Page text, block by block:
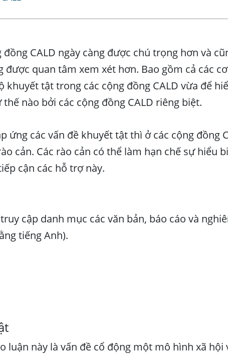
CALD ngày càng được chú trọng hơn và
được quan tâm xem xét hơn. Bao gồm cả các
khuyết tật trong các cộng đồng CALD vừa để
nào bởi các cộng đồng CALD riêng biệt.
ứng các vấn đề khuyết tật thì ở các cộng đồng
cản. Các rào cản có thể làm hạn chế sự hiểu
cận các hỗ trợ này.
cập danh mục các văn bản, báo cáo và
tiếng Anh).
luận này là vấn đề cổ động một mô hình xã hội